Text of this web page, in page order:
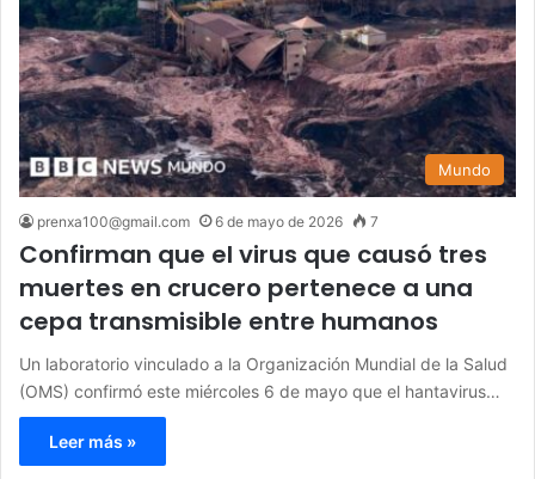
Mundo
prenxa100@gmail.com 6 de mayo de 2026 7
Confirman que el virus que causó tres
muertes en crucero pertenece a una
cepa transmisible entre humanos
Un laboratorio vinculado a la Organización Mundial de la Salud
(OMS) confirmó este miércoles 6 de mayo que el hantavirus…
Leer más »